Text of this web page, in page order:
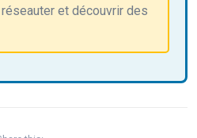
et découvrir des